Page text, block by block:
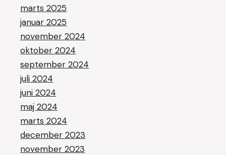
marts 2025
januar 2025
november 2024
oktober 2024
september 2024
juli 2024
juni 2024
maj 2024
marts 2024
december 2023
november 2023